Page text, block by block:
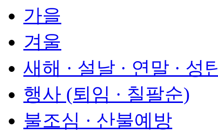
가을
겨울
새해 · 설날 · 연말 · 성
행사 (퇴임 · 칠팔순)
불조심 · 산불예방